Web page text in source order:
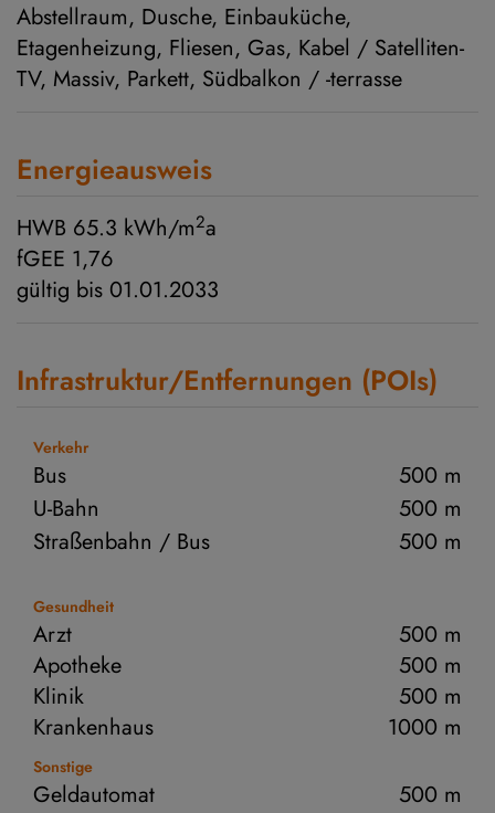
Abstellraum Dusche Einbauküche
Etagenheizung Fliesen Gas Kabel / Satelliten-
TV Massiv Parkett Südbalkon / -terrasse
Energieausweis
HWB 65.3 kWh/m2a
fGEE 1,76
gültig bis 01.01.2033
Infrastruktur/Entfernungen (POIs)
Verkehr
Bus
500 m
U-Bahn
500 m
Straßenbahn / Bus
500 m
Gesundheit
Arzt
500 m
Apotheke
500 m
Klinik
500 m
Krankenhaus
1000 m
Sonstige
Geldautomat
500 m